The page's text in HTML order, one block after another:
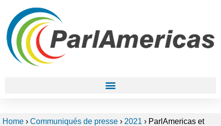
Home › Communiqués de presse › 2021 › ParlAmericas et